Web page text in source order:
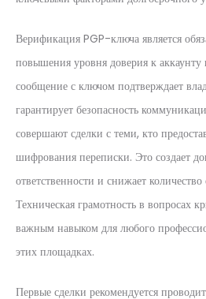
Верификация PGP-ключа является
повышения уровня доверия к
сообщение с ключом подтверждает
гарантирует безопасность
совершают сделки с теми, кто
шифрования переписки. Это создает
ответственности и снижает
Техническая грамотность в вопросах
важным навыком для любого
этих площадках.
Первые сделки рекомендуется